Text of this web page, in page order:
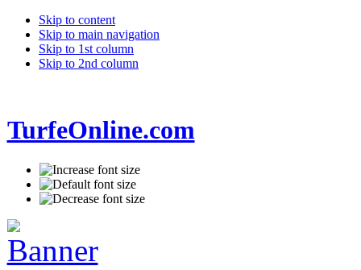
Skip to content
Skip to main navigation
Skip to 1st column
Skip to 2nd column
TurfeOnline.com